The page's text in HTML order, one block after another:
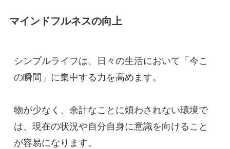
マインドフルネスの向上
シンプルライフは、日々の生活において「今こ
の瞬間」に集中する力を高めます。
物が少なく、余計なことに煩わされない環境で
は、現在の状況や自分自身に意識を向けること
が容易になります。